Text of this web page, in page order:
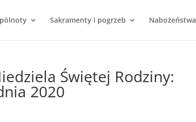
Sakramenty i pogrzeb Nabożeństwa
Świętej Rodziny:
2020